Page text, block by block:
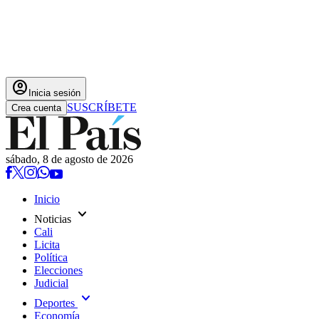
account_circle Inicia sesión
Crea cuenta SUSCRÍBETE
sábado, 8 de agosto de 2026
Inicio
Noticias expand_more
Cali
Licita
Política
Elecciones
Judicial
Deportes expand_more
Economía